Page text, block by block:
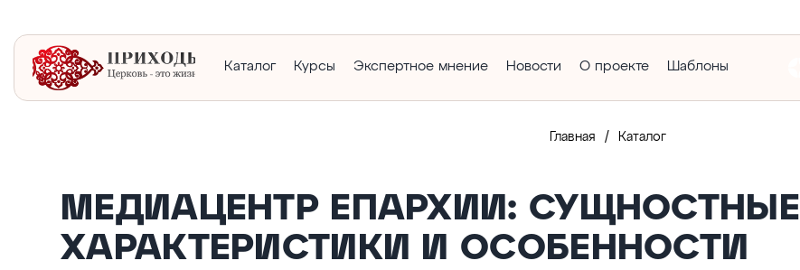
Каталог Курсы Экспертное мнение Новости О проекте Шаблоны
Главная / Каталог
МЕДИАЦЕНТР ЕПАРХИИ: СУЩНОСТНЫЕ
ХАРАКТЕРИСТИКИ И ОСОБЕННОСТИ